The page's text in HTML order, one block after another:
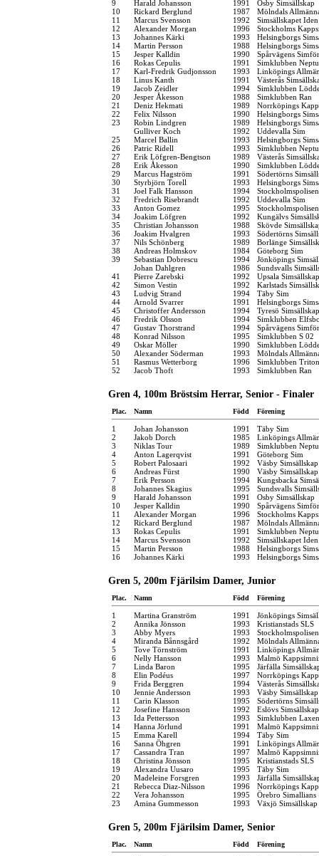
9
Harald Johansson 1991
Osby Simsällskap
10
Rickard Berglund 1987
Mölndals
11
Marcus Svensson 1992
Simsällskapet Iden
12
Alexander Morgan 1996
Stockholms
13
Johannes Kärki 1993
Helsingborgs
14
Martin Persson 1988
Helsingborgs
15
Jesper Kalldin 1990
Spårvägens
16
Rokas Cepulis 1991
Simklubben
17
Karl-Fredrik Gudjonsson 1993
Linköpings
18
Linus Kanth 1991
Västerås
19
Jacob Zeidler 1994
Simklubben
20
Jesper Åkesson 1988
Simklubben Ran
21
Deniz Hekmati 1989
Norrköpings
22
Felix Nilsson 1990
Helsingborgs
23
Robin Lindgren 1989
Helsingborgs
Gulliver Koch
1992
Uddevalla Sim
25
Marcel Ballin 1993
Helsingborgs
26
Patric Ridell 1993
Simklubben
27
Erik Löfgren-Bengtson 1989
Västerås
28
Erik Åkesson 1990
Simklubben
29
Marcus Hagström 1991
Södertörns
30
Styrbjörn Torell 1993
Helsingborgs
31
Joel Falk Hansson 1994
32
Fredrich Risebrandt 1992
Uddevalla Sim
33
Anton Gomez 1995
34
Joakim Löfgren 1992
Kungälvs
35
Christian Johansson 1988
Skövde
36
Joakim Hvalgren 1993
Södertörns
37
Nils Schönberg 1989
Borlänge
38
Andreas Holmskov 1984
Göteborg Sim
39
Sebastian Dobrescu 1994
Jönköpings
Johan Dahlgren
1986
Sundsvalls
41
Pierre Zarebski 1992
Upsala Simsällskap
42
Simon Vestin 1992
Karlstads
43
Ludvig Strand 1994
Täby Sim
44
Arnold Svarrer 1991
Helsingborgs
45
Christoffer Andersson 1994
Tyresö Simsällskap
46
Fredrik Olsson 1994
Simklubben
47
Gustav Thorstrand 1994
Spårvägens
48
Konrad Nilsson 1995
Simklubben S 02
49
Oskar Möller 1990
Simklubben
50
Alexander Söderman 1993
Mölndals
51
Rasmus Wetterborg 1996
Simklubben Triton
52
Jacob Thoft 1993 Simklubben Ran
Gren 4, 100m Bröstsim Herrar, Senior - Finaler
Plac. Namn Född Förening
1 Johan Johansson 1991
Täby Sim
2
Jakob Dorch 1985
Linköpings
3
Niklas Tour 1989
Simklubben
4
Anton Lagerqvist 1991
Göteborg Sim
5
Robert Palosaari 1992
Väsby Simsällskap
6
Andreas Fürst 1990
Väsby Simsällskap
7
Erik Persson 1994
Kungsbacka
8
Johannes Skagius 1995
Sundsvalls
9
Harald Johansson 1991
Osby Simsällskap
10
Jesper Kalldin 1990
Spårvägens
11
Alexander Morgan 1996
Stockholms
12
Rickard Berglund 1987
Mölndals
13
Rokas Cepulis 1991
Simklubben
14
Marcus Svensson 1992
Simsällskapet Iden
15
Martin Persson 1988
Helsingborgs
16
Johannes Kärki 1993 Helsingborgs
Gren 5, 200m Fjärilsim Damer, Junior
Plac. Namn Född Förening
1 Martina Granström 1991
Jönköpings
2
Annika Jönsson 1993
Kristianstads SLS
3
Abby Myers 1993
4
Miranda Bånnsgård 1992
Mölndals
5
Tove Törnström 1991
Linköpings
6
Nelly Hansson 1993
Malmö
7
Linda Baron 1995
Järfälla
8
Elin Podéus 1997
Norrköpings
9
Frida Berggren 1994
Västerås
10
Jennie Andersson 1993
Väsby Simsällskap
11
Carin Klasson 1995
Södertörns
12
Josefine Hansson 1992
Eslövs Simsällskap
13
Ida Pettersson 1993
Simklubben Laxen
14
Hanna Jörlund 1991
Malmö
15
Emma Karell 1994
Täby Sim
16
Sanna Öhgren 1991
Linköpings
17
Cassandra Tran 1997
Malmö
18
Christina Jönsson 1995
Kristianstads SLS
19
Alexandra Uusaro 1995
Täby Sim
20
Madeleine Forsgren 1993
Järfälla
21
Rebecca Diaz-Nilsson 1996
Norrköpings
22
Vera Johansson 1995
Örebro Simallians
23
Amina Gummesson 1993 Växjö Simsällskap
Gren 5, 200m Fjärilsim Damer, Senior
Plac. Namn Född Förening